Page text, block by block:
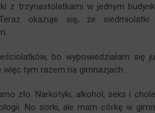
z trzynastolatkami w jednym
okazuje się, że siedmiolatki
bo wypowiedziałam się
więc tym razem na gimnazjach.
zło. Narkotyki, alkohol, seks i
No sorki, ale mam córkę w